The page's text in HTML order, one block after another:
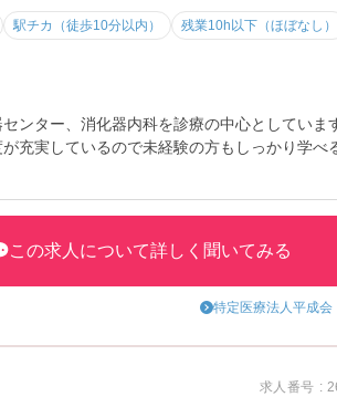
駅チカ（徒歩10分以内） 残業10h以下（ほぼなし）
ンター、消化器内科を診療の中心としていま
充実しているので未経験の方もしっかり学べ
この求人について詳しく聞いてみる
特定医療法人平成
求人番号 :